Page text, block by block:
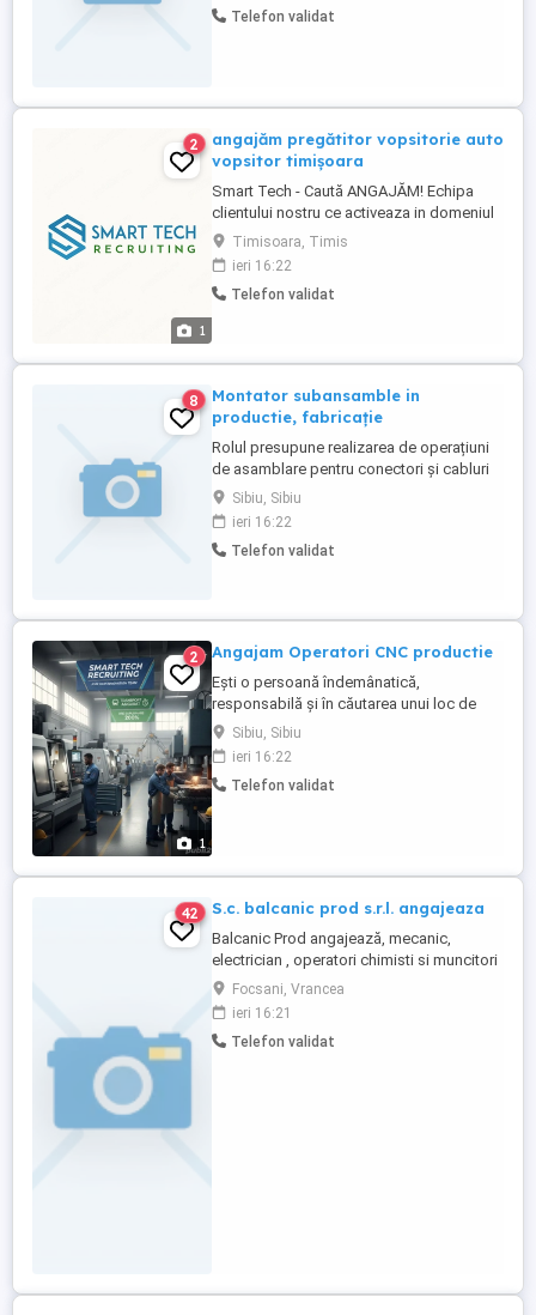
cules mere cules castraveți - Se oferă
Telefon validat
1
2
angajăm pregătitor vopsitorie auto
vopsitor timișoara
Smart Tech - Caută ANGAJĂM! Echipa
clientului nostru ce activeaza in domeniul
de service auto se extinde Căutăm oameni
serioși, dornici să învețe și să se dezvolte,
pentru 3 poziții: TINICHIGIU AUTO
Caroserie, sudură, prelucrare aluminiu
Timisoara, Timis
ieri 16:22
Telefon validat
8
Montator subansamble in
productie, fabricație
Rolul presupune realizarea de operațiuni
de asamblare pentru conectori și cabluri
electrice, fiind o poziție versatilă care
poate fi alocată pe mai multe procese
tehnologice. Activitatea include: Montare
pini și contacte în conectori Prelucrare
Sibiu, Sibiu
ieri 16:22
Telefon validat
1
2 Angajam Operatori CNC productie
Ești o persoană îndemânatică,
responsabilă și în căutarea unui loc de
muncă stabil? Smart Tech Recruiting
recrutează pentru clientul său din zona
industrială! Dacă vrei să lucrezi într-un
mediu profesionist, unde munca îți este
Sibiu, Sibiu
ieri 16:22
Telefon validat
42 S.c. balcanic prod s.r.l. angajeaza
Balcanic Prod angajează, mecanic,
electrician , operatori chimisti si muncitori
necalificați(ambalatori manuali ) pentru
linii de productie mase plastice . relații la
telefon și e-mail:"
Focsani, Vrancea
ieri 16:21
Telefon validat